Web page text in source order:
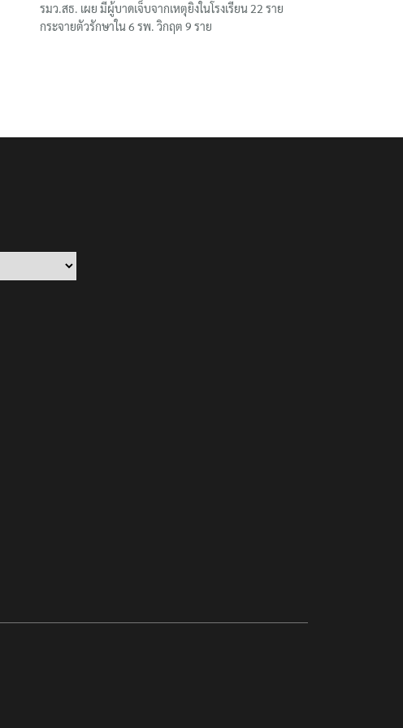
รมว.สธ. เผย มีผู้บาดเจ็บจากเหตุยิงในโรงเรียน 22 ราย
กระจายตัวรักษาใน 6 รพ. วิกฤต 9 ราย